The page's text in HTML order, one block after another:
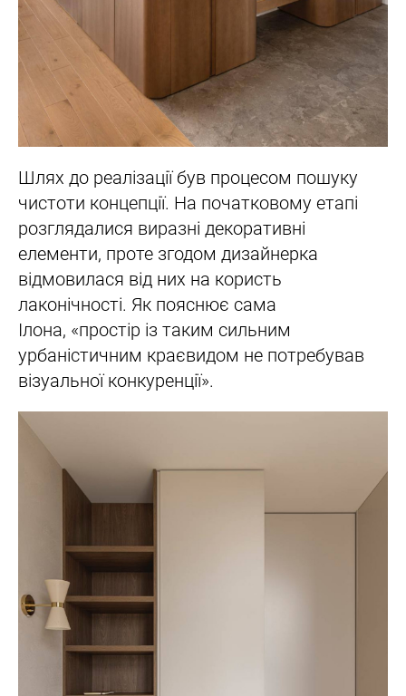
Шлях до реалізації був процесом пошуку
чистоти концепції. На початковому етапі
розглядалися виразні декоративні
елементи, проте згодом дизайнерка
відмовилася від них на користь
лаконічності. Як пояснює сама
Ілона, «простір із таким сильним
урбаністичним краєвидом не потребував
візуальної конкуренції».